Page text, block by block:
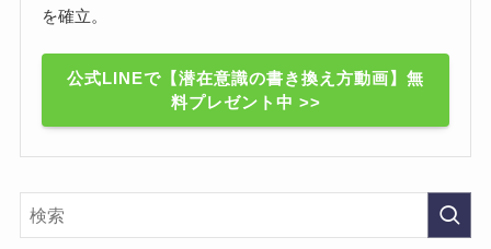
を確立。
公式LINEで【潜在意識の書き換え方動画】無
料プレゼント中 >>